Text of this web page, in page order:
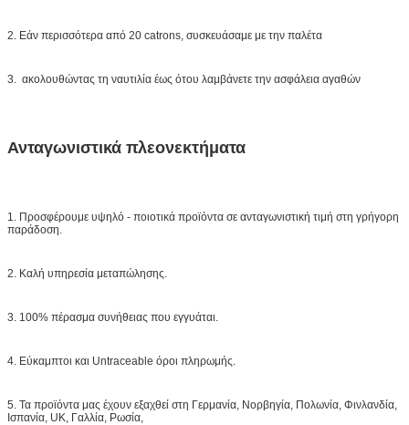
2. Εάν περισσότερα από 20 catrons, συσκευάσαμε με την παλέτα
3. ακολουθώντας τη ναυτιλία έως ότου λαμβάνετε την ασφάλεια αγαθών
Ανταγωνιστικά πλεονεκτήματα
1. Προσφέρουμε υψηλό - ποιοτικά προϊόντα σε ανταγωνιστική τιμή στη γρήγορη
παράδοση.
2. Καλή υπηρεσία μεταπώλησης.
3. 100% πέρασμα συνήθειας που εγγυάται.
4. Εύκαμπτοι και Untraceable όροι πληρωμής.
5. Τα προϊόντα μας έχουν εξαχθεί στη Γερμανία, Νορβηγία, Πολωνία, Φινλανδία,
Ισπανία, UK, Γαλλία, Ρωσία,